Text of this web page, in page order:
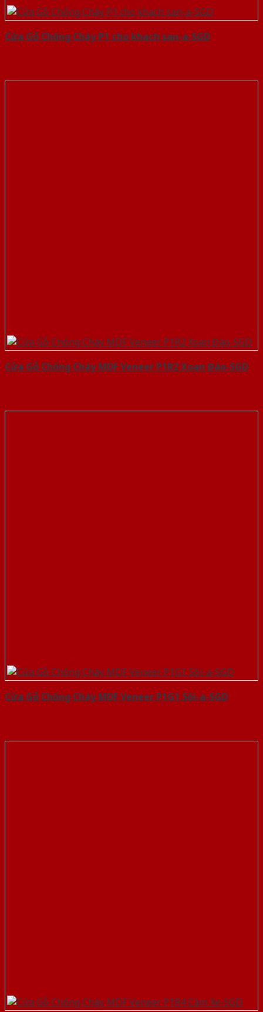
Cửa Gỗ Chống Cháy P1 cho khach san-a-SGD
Cửa Gỗ Chống Cháy MDF Veneer P1R2 Xoan Đào-SGD
Cửa Gỗ Chống Cháy MDF Veneer P1G1 Sồi-a-SGD